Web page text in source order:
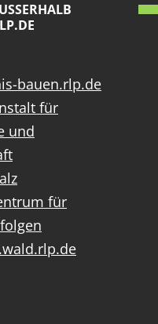
W
bauen.rlp.de
für
und
für